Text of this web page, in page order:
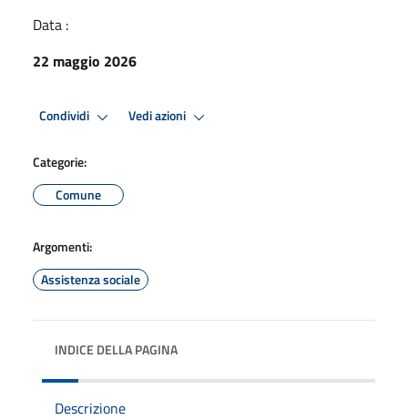
Data :
22 maggio 2026
Condividi Vedi azioni
Categorie:
Comune
Argomenti:
Assistenza sociale
INDICE DELLA PAGINA
Descrizione